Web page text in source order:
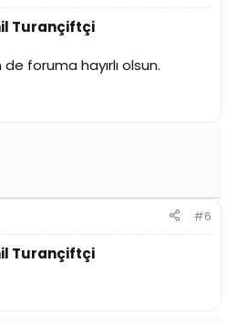
Turançiftçi
foruma hayırlı olsun.
#6
Turançiftçi